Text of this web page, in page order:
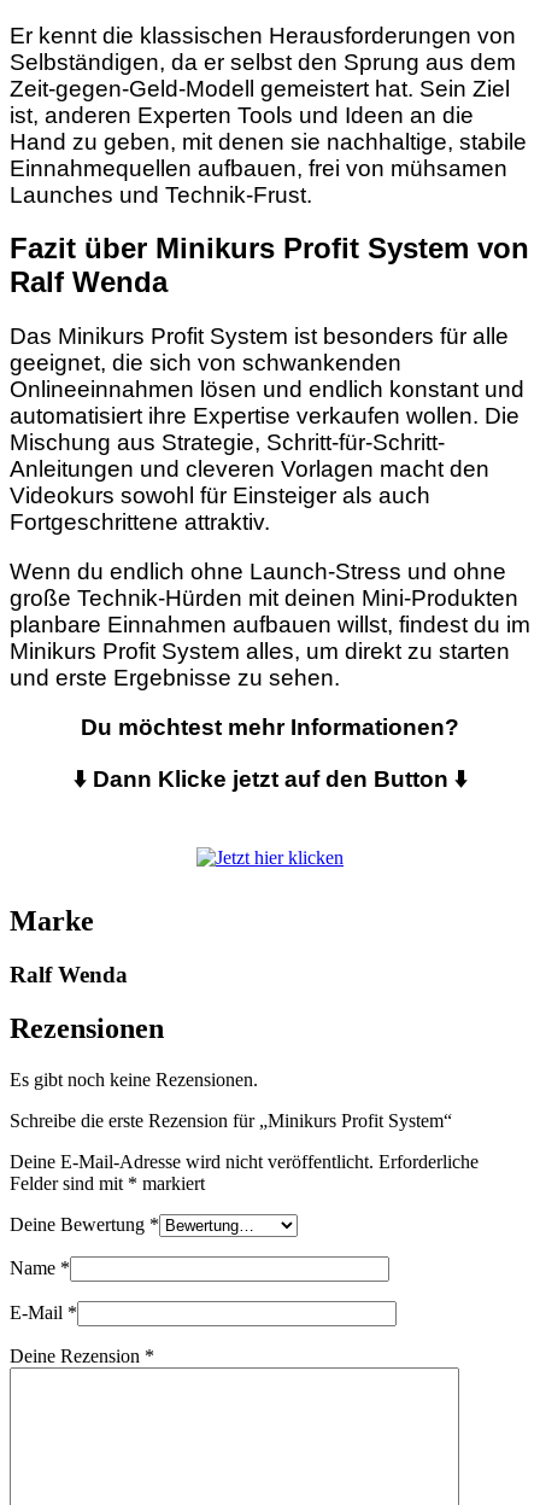
Er kennt die klassischen Herausforderungen von
Selbständigen, da er selbst den Sprung aus dem
Zeit-gegen-Geld-Modell gemeistert hat. Sein Ziel
ist, anderen Experten Tools und Ideen an die
Hand zu geben, mit denen sie nachhaltige, stabile
Einnahmequellen aufbauen, frei von mühsamen
Launches und Technik-Frust.
Fazit über Minikurs Profit System von
Ralf Wenda
Das Minikurs Profit System ist besonders für alle
geeignet, die sich von schwankenden
Onlineeinnahmen lösen und endlich konstant und
automatisiert ihre Expertise verkaufen wollen. Die
Mischung aus Strategie, Schritt-für-Schritt-
Anleitungen und cleveren Vorlagen macht den
Videokurs sowohl für Einsteiger als auch
Fortgeschrittene attraktiv.
Wenn du endlich ohne Launch-Stress und ohne
große Technik-Hürden mit deinen Mini-Produkten
planbare Einnahmen aufbauen willst, findest du im
Minikurs Profit System alles, um direkt zu starten
und erste Ergebnisse zu sehen.
Du möchtest mehr Informationen?
⬇️ Dann Klicke jetzt auf den Button ⬇️
Marke
Ralf Wenda
Rezensionen
Es gibt noch keine Rezensionen.
Schreibe die erste Rezension für „Minikurs Profit System“
Deine E-Mail-Adresse wird nicht veröffentlicht. Erforderliche
Felder sind mit * markiert
Deine Bewertung *
Name *
E-Mail *
Deine Rezension *